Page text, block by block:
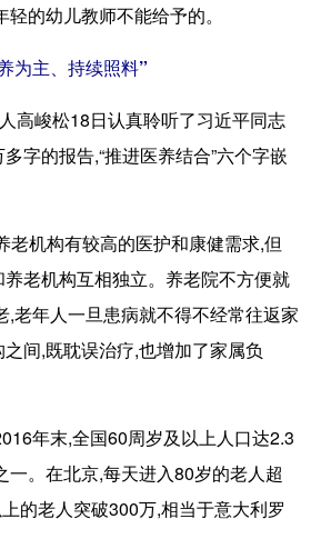
的幼儿教师不能给予的。
为主、持续照料”
峻松18日认真聆听了习近平同志
字的报告,“推进医养结合”六个字嵌
机构有较高的医护和康健需求,但
老机构互相独立。养老院不方便就
,老年人一旦患病就不得不经常往返家
间,既耽误治疗,也增加了家属负
年末,全国60周岁及以上人口达2.3
一。在北京,每天进入80岁的老人超
的老人突破300万,相当于意大利罗